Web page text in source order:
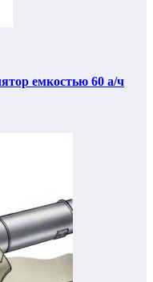
емкостью 60 а/ч